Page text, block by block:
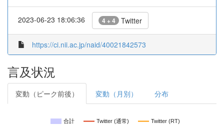
2023-06-23 18:06:36 4 + 4 Twitter
https://ci.nii.ac.jp/naid/40021842573
言及状況
変動（ピーク前後） 変動（月別） 分布
合計 Twitter (通常) Twitter (RT)